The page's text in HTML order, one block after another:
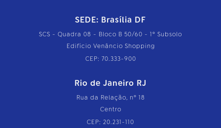
SEDE: Brasília DF
SCS - Quadra 08 - Bloco B 50/60 - 1º Subsolo
Edifício Venâncio Shopping
CEP: 70.333-900
Rio de Janeiro RJ
Rua da Relação, nº 18
Centro
CEP: 20.231-110